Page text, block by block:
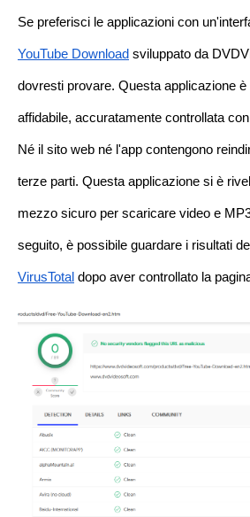
Se preferisci le applicazioni con
YouTube Download sviluppato da
dovresti provare. Questa applicazione
affidabile, accuratamente controllata
Né il sito web né l'app contengono
terze parti. Questa applicazione si è
mezzo sicuro per scaricare video e
seguito, è possibile guardare i risultati
VirusTotal dopo aver controllato la